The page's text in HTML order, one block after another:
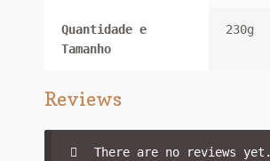
Quantidade e
Tamanho
230g
Reviews
There are no reviews yet.